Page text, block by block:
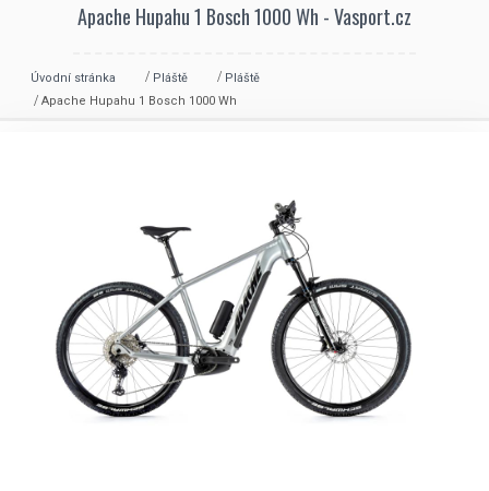
Apache Hupahu 1 Bosch 1000 Wh - Vasport.cz
Úvodní stránka Pláště
Pláště
Apache Hupahu 1 Bosch 1000 Wh